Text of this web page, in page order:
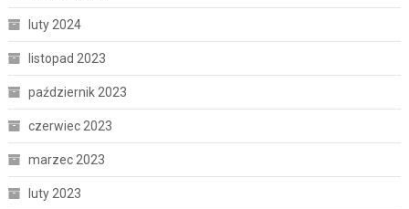
luty 2024
listopad 2023
październik 2023
czerwiec 2023
marzec 2023
luty 2023